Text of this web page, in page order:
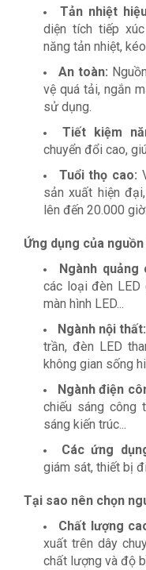
Tản nhiệt
diện tích tiếp
năng tản nhiệt,
An toàn:
vệ quá tải, ngắn
sử dụng.
Tiết kiệm
chuyển đổi cao,
Tuổi thọ cao:
sản xuất hiện
lên đến 20.000 giờ.
Ứng dụng của nguồn
Ngành quảng
các loại đèn LED
màn hình LED...
Ngành nội thất:
trần, đèn LED
không gian sống
Ngành điện
chiếu sáng công
sáng kiến trúc...
Các ứng
giám sát, thiết bị
Tại sao nên chọn
Chất lượng
xuất trên dây
chất lượng và độ